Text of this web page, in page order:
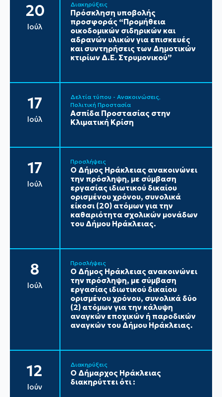
20
Ιούλ
Διακηρύξεις
Πρόσκληση υποβολής
προσφοράς “Προμήθεια
οικοδομικών σιδηρικών και
αδρανών υλικών για επισκευές
και συντηρήσεις των Δημοτικών
κτιρίων Δ.Ε. Στρυμονικού”
17
Ιούλ
Δελτία τύπου - Ανακοινώσεις
Πολιτική Προστασία
Ασπίδα Προστασίας στην
Κλιματική Κρίση
17
Ιούλ
Προσλήψεις
Ο Δήμος Ηράκλειας ανακοινώνει
την πρόσληψη, με σύμβαση
εργασίας ιδιωτικού δικαίου
ορισμένου χρόνου, συνολικά
είκοσι (20) ατόμων για την
καθαριότητα σχολικών μονάδων
του Δήμου Ηράκλειας.
8
Ιούλ
Προσλήψεις
Ο Δήμος Ηράκλειας ανακοινώνει
την πρόσληψη, με σύμβαση
εργασίας ιδιωτικού δικαίου
ορισμένου χρόνου, συνολικά δύο
(2) ατόμων για την κάλυψη
αναγκών εποχικών ή παροδικών
αναγκών του Δήμου Ηράκλειας.
12
Ιούν
Διακηρύξεις
Ο Δήμαρχος Ηράκλειας
διακηρύττει ότι :